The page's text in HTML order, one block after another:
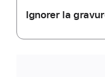
Ignorer la